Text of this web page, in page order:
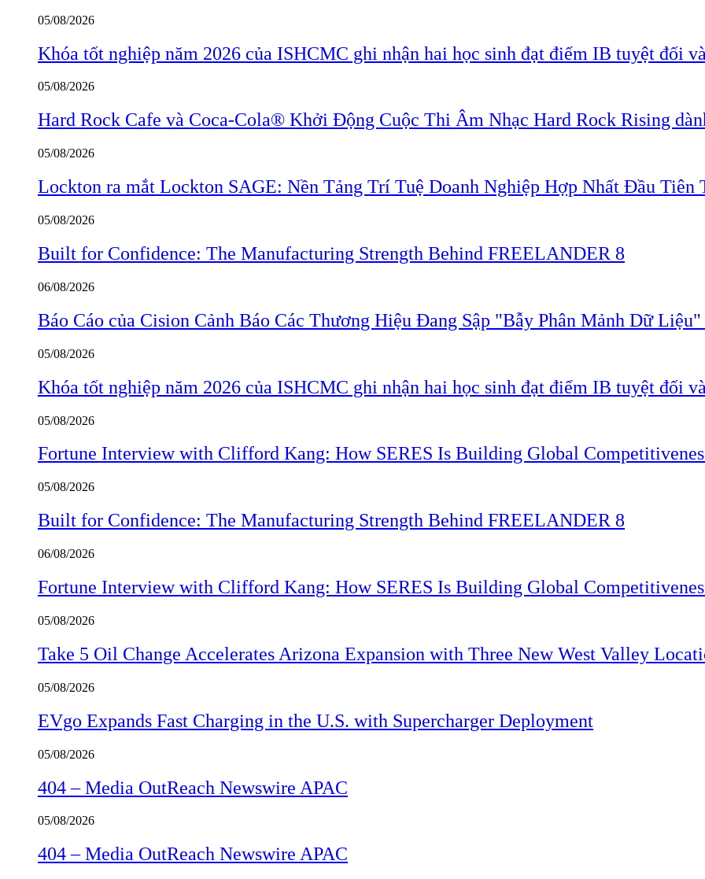
05/08/2026
Khóa tốt nghiệp năm 2026 của ISHCMC ghi nhận hai học sinh đạt điểm IB tuyệt đối
05/08/2026
Hard Rock Cafe và Coca-Cola® Khởi Động Cuộc Thi Âm Nhạc Hard Rock Rising
05/08/2026
Lockton ra mắt Lockton SAGE: Nền Tảng Trí Tuệ Doanh Nghiệp Hợp Nhất Đầu Tiên
05/08/2026
Built for Confidence: The Manufacturing Strength Behind FREELANDER 8
06/08/2026
Báo Cáo của Cision Cảnh Báo Các Thương Hiệu Đang Sập "Bẫy Phân Mảnh Dữ
05/08/2026
Khóa tốt nghiệp năm 2026 của ISHCMC ghi nhận hai học sinh đạt điểm IB tuyệt đối
05/08/2026
Fortune Interview with Clifford Kang: How SERES Is Building Global
05/08/2026
Built for Confidence: The Manufacturing Strength Behind FREELANDER 8
06/08/2026
Fortune Interview with Clifford Kang: How SERES Is Building Global
05/08/2026
Take 5 Oil Change Accelerates Arizona Expansion with Three New West Valley
05/08/2026
EVgo Expands Fast Charging in the U.S. with Supercharger Deployment
05/08/2026
404 – Media OutReach Newswire APAC
05/08/2026
404 – Media OutReach Newswire APAC